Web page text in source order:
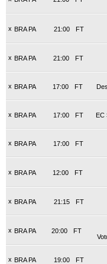
x BRA PA FT
21:00
x BRA PA FT
21:00
x BRA PA FT
17:00
x BRA PA FT
17:00 EC
x BRA PA FT
17:00
x BRA PA FT
12:00
x BRA PA FT
21:15
x BRA PA FT
20:00
x BRA PA FT
19:00